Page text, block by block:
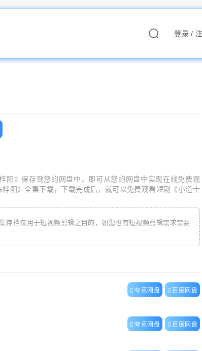
登录/
阳》保存到您的网盘中，即可从您的网盘中实现在线免费观
梓阳》全集下载，下载完成后，就可以免费观看短剧《小道士
存档仅用于短视频剪辑之目的，如您也有短视频剪辑需求需要
百度网盘
夸克网盘
百度网盘
夸克网盘